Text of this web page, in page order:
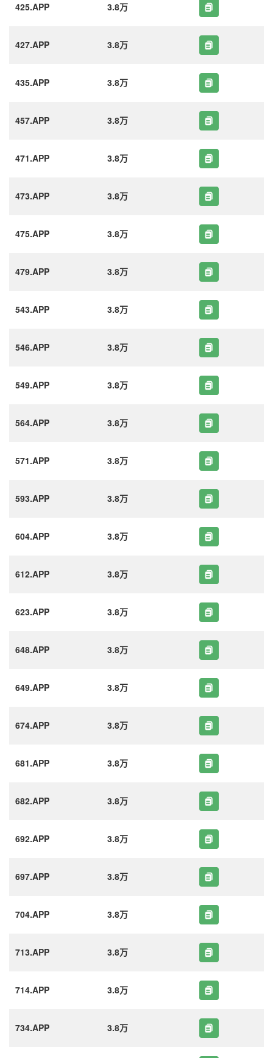
425.APP 3.8万
427.APP 3.8万
435.APP 3.8万
457.APP 3.8万
471.APP 3.8万
473.APP 3.8万
475.APP 3.8万
479.APP 3.8万
543.APP 3.8万
546.APP 3.8万
549.APP 3.8万
564.APP 3.8万
571.APP 3.8万
593.APP 3.8万
604.APP 3.8万
612.APP 3.8万
623.APP 3.8万
648.APP 3.8万
649.APP 3.8万
674.APP 3.8万
681.APP 3.8万
682.APP 3.8万
692.APP 3.8万
697.APP 3.8万
704.APP 3.8万
713.APP 3.8万
714.APP 3.8万
734.APP 3.8万